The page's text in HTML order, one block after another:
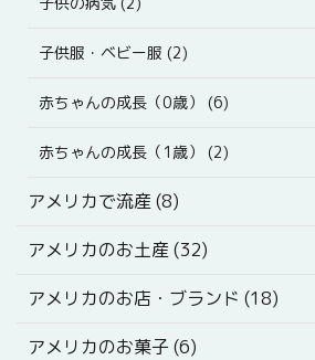
子供服・ベビー服 (2)
赤ちゃんの成長（0歳） (6)
赤ちゃんの成長（1歳） (2)
アメリカで流産 (8)
アメリカのお土産 (32)
アメリカのお店・ブランド (18)
アメリカのお菓子 (6)